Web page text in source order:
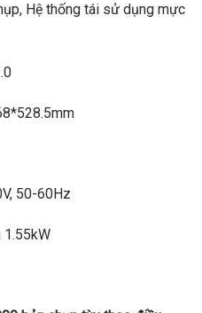
Hệ thống tái sử dụng mực
50-60Hz
1.55kW